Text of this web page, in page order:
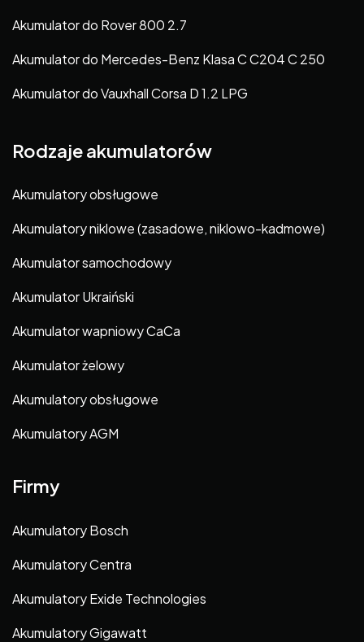
Akumulator do Rover 800 2.7
Akumulator do Mercedes-Benz Klasa C C204 C 250
Akumulator do Vauxhall Corsa D 1.2 LPG
Rodzaje akumulatorów
Akumulatory obsługowe
Akumulatory niklowe (zasadowe, niklowo-kadmowe)
Akumulator samochodowy
Akumulator Ukraiński
Akumulator wapniowy CaCa
Akumulator żelowy
Akumulatory obsługowe
Akumulatory AGM
Firmy
Akumulatory Bosch
Akumulatory Centra
Akumulatory Exide Technologies
Akumulatory Gigawatt